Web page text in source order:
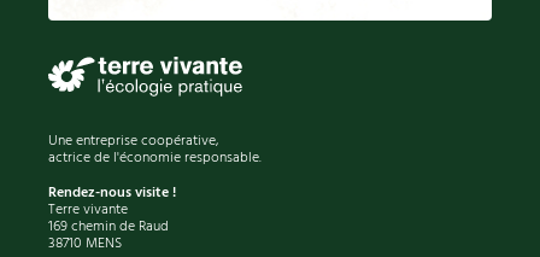
Carnets de saison
Compléments
Dossier4 saisons
Une entreprise coopérative,
actrice de l'économie responsable.
Rendez-nous visite !
Terre vivante
169 chemin de Raud
38710 MENS